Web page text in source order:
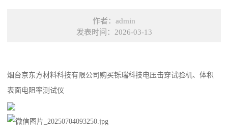
作者：admin
发表时间：2026-03-13
烟台京东方材料科技有限公司购买铄瑞科技电压击穿试验机、体积
表面电阻率测试仪